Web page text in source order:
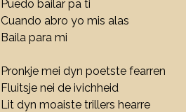
Puedo bailar pa ti
Cuando abro yo mis alas
Baila para mi
Pronkje mei dyn poetste fearren
Fluitsje nei de ivichheid
Lit dyn moaiste trillers hearre